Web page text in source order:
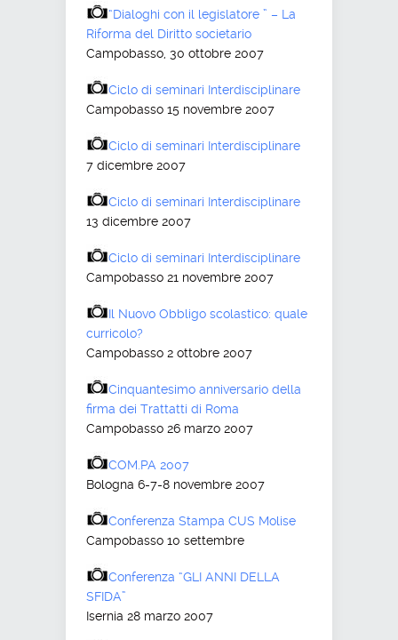
“Dialoghi con il legislatore ” – La
Riforma del Diritto societario
Campobasso, 30 ottobre 2007
Ciclo di seminari Interdisciplinare
Campobasso 15 novembre 2007
Ciclo di seminari Interdisciplinare
7 dicembre 2007
Ciclo di seminari Interdisciplinare
13 dicembre 2007
Ciclo di seminari Interdisciplinare
Campobasso 21 novembre 2007
Il Nuovo Obbligo scolastico: quale
curricolo?
Campobasso 2 ottobre 2007
Cinquantesimo anniversario della
firma dei Trattatti di Roma
Campobasso 26 marzo 2007
COM.PA 2007
Bologna 6-7-8 novembre 2007
Conferenza Stampa CUS Molise
Campobasso 10 settembre
Conferenza “GLI ANNI DELLA
SFIDA”
Isernia 28 marzo 2007